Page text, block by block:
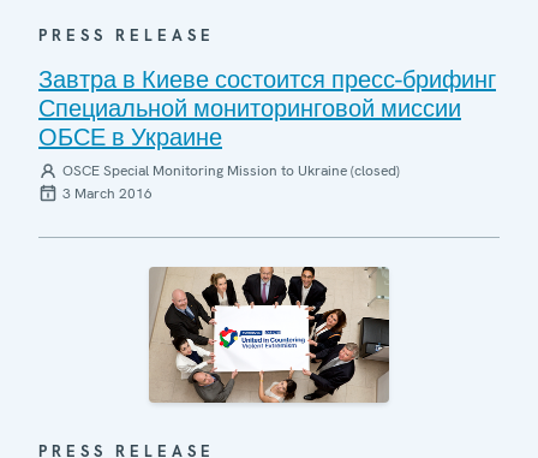
PRESS RELEASE
Завтра в Киеве состоится пресс-брифинг
Специальной мониторинговой миссии
ОБСЕ в Украине
OSCE Special Monitoring Mission to Ukraine (closed)
3 March 2016
PRESS RELEASE